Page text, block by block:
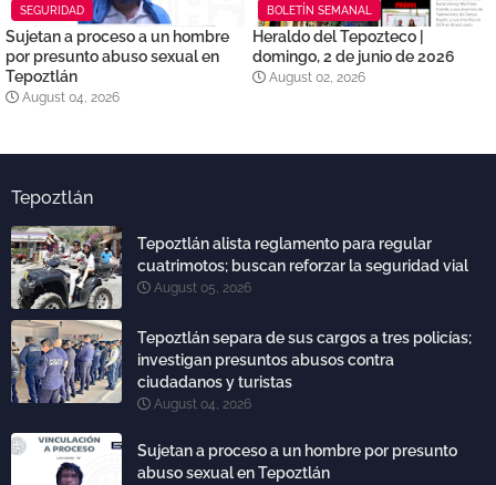
SEGURIDAD
Sujetan a proceso a un hombre
por presunto abuso sexual en
Tepoztlán
August 04, 2026
BOLETÍN SEMANAL
Heraldo del Tepozteco |
domingo, 2 de junio de 2026
August 02, 2026
Tepoztlán
Tepoztlán alista reglamento para regular
cuatrimotos; buscan reforzar la seguridad vial
August 05, 2026
Tepoztlán separa de sus cargos a tres policías;
investigan presuntos abusos contra
ciudadanos y turistas
August 04, 2026
Sujetan a proceso a un hombre por presunto
abuso sexual en Tepoztlán